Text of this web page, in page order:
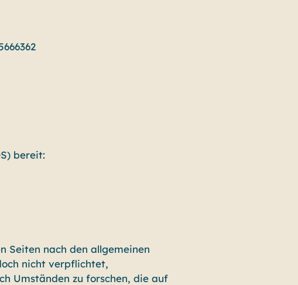
bereit:
Seiten nach den allgemeinen
nicht verpflichtet,
Umständen zu forschen, die auf